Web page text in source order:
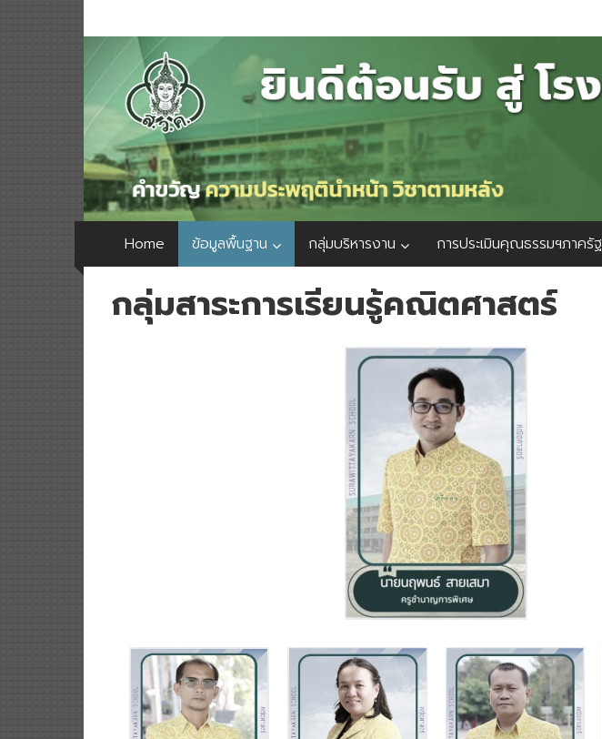
Home ข้อมูลพื้นฐาน กลุ่มบริหารงาน การประเมินคุณธรรมฯภาครัฐ
กลุ่มสาระการเรียนรู้คณิตศาสตร์